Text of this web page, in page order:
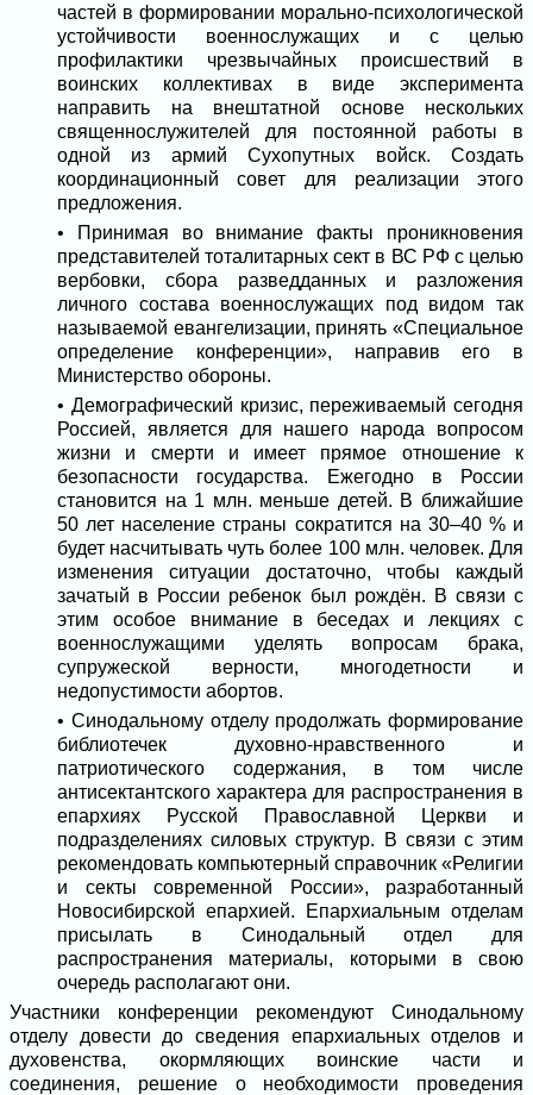
частей в формировании морально-психологической
устойчивости военнослужащих и с целью
профилактики чрезвычайных происшествий в
воинских коллективах в виде эксперимента
направить на внештатной основе нескольких
священнослужителей для постоянной работы в
одной из армий Сухопутных войск. Создать
координационный совет для реализации этого
предложения.
• Принимая во внимание факты проникновения
представителей тоталитарных сект в ВС РФ с целью
вербовки, сбора разведданных и разложения
личного состава военнослужащих под видом так
называемой евангелизации, принять «Специальное
определение конференции», направив его в
Министерство обороны.
• Демографический кризис, переживаемый сегодня
Россией, является для нашего народа вопросом
жизни и смерти и имеет прямое отношение к
безопасности государства. Ежегодно в России
становится на 1 млн. меньше детей. В ближайшие
50 лет население страны сократится на 30–40 % и
будет насчитывать чуть более 100 млн. человек. Для
изменения ситуации достаточно, чтобы каждый
зачатый в России ребенок был рождён. В связи с
этим особое внимание в беседах и лекциях с
военнослужащими уделять вопросам брака,
супружеской верности, многодетности и
недопустимости абортов.
• Синодальному отделу продолжать формирование
библиотечек духовно-нравственного и
патриотического содержания, в том числе
антисектантского характера для распространения в
епархиях Русской Православной Церкви и
подразделениях силовых структур. В связи с этим
рекомендовать компьютерный справочник «Религии
и секты современной России», разработанный
Новосибирской епархией. Епархиальным отделам
присылать в Синодальный отдел для
распространения материалы, которыми в свою
очередь располагают они.
Участники конференции рекомендуют Синодальному
отделу довести до сведения епархиальных отделов и
духовенства, окормляющих воинские части и
соединения, решение о необходимости проведения